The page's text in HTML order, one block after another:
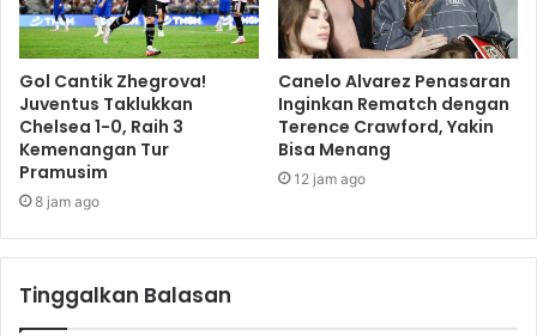
Gol Cantik Zhegrova!
Juventus Taklukkan
Chelsea 1-0, Raih 3
Kemenangan Tur
Pramusim
8 jam ago
Canelo Alvarez Penasaran
Inginkan Rematch dengan
Terence Crawford, Yakin
Bisa Menang
12 jam ago
Tinggalkan Balasan